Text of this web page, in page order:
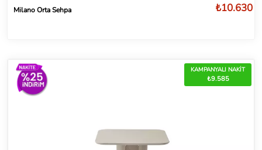
Milano Orta Sehpa ₺10.630
KAMPANYALI NAKİT
₺9.585